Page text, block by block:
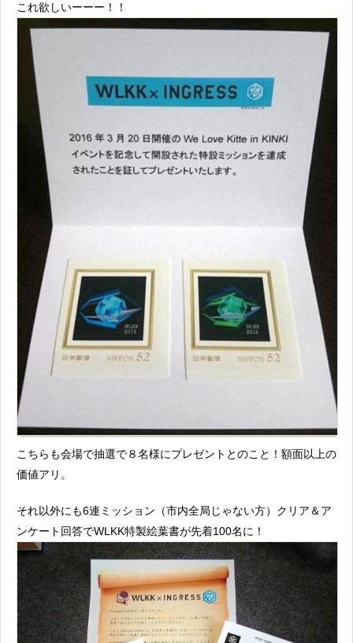
これ欲しいーーー！！
こちらも会場で抽選で８名様にプレゼントとのこと！額面以上の
価値アリ。
それ以外にも6連ミッション（市内全局じゃない方）クリア＆ア
ンケート回答でWLKK特製絵葉書が先着100名に！